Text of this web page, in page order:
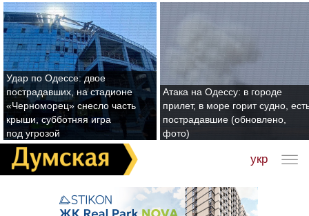
Удар по Одессе: двое
пострадавших, на стадионе
«Черноморец» снесло часть
крыши, субботняя игра
под угрозой
Атака на Одессу: в городе
прилет, в море горит судно,
пострадавшие (обновлено,
фото)
укр